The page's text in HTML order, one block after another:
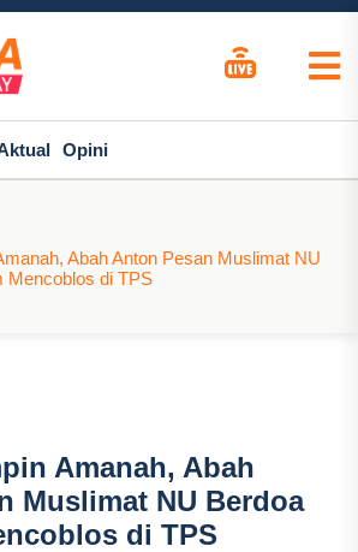
Opini
Abah Anton Pesan Muslimat NU
Mencoblos di TPS
Amanah, Abah
Muslimat NU Berdoa
di TPS